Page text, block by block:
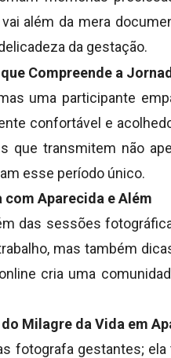
além da mera
da gestação.
Compreende a
uma participante
confortável e
que transmitem não
esse período único.
Aparecida e Além
das sessões
mas também
cria uma
Milagre da Vida em
fotografa gestantes;